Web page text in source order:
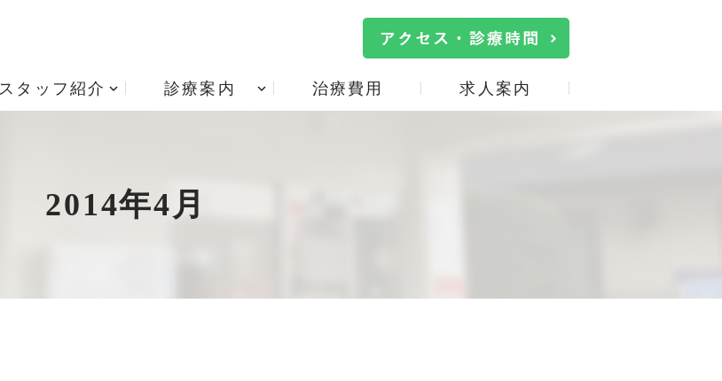
居宅療養管理指導 重要事
スタッフ紹介 診療案内
インプラント治療
治療費用 求人案内
2014年4月